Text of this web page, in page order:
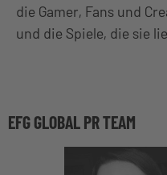
die Gamer, Fans und
und die Spiele, die sie
EFG GLOBAL PR TEAM